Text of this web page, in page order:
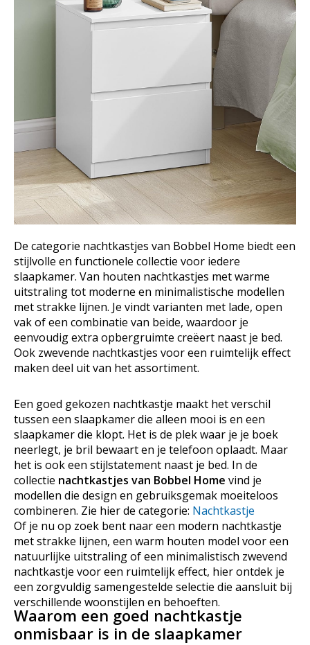
De categorie nachtkastjes van Bobbel Home biedt een
stijlvolle en functionele collectie voor iedere
slaapkamer. Van houten nachtkastjes met warme
uitstraling tot moderne en minimalistische modellen
met strakke lijnen. Je vindt varianten met lade, open
vak of een combinatie van beide, waardoor je
eenvoudig extra opbergruimte creëert naast je bed.
Ook zwevende nachtkastjes voor een ruimtelijk effect
maken deel uit van het assortiment.
Een goed gekozen nachtkastje maakt het verschil
tussen een slaapkamer die alleen mooi is en een
slaapkamer die klopt. Het is de plek waar je je boek
neerlegt, je bril bewaart en je telefoon oplaadt. Maar
het is ook een stijlstatement naast je bed. In de
collectie nachtkastjes van Bobbel Home vind je
modellen die design en gebruiksgemak moeiteloos
combineren. Zie hier de categorie: Nachtkastje
Of je nu op zoek bent naar een modern nachtkastje
met strakke lijnen, een warm houten model voor een
natuurlijke uitstraling of een minimalistisch zwevend
nachtkastje voor een ruimtelijk effect, hier ontdek je
een zorgvuldig samengestelde selectie die aansluit bij
verschillende woonstijlen en behoeften.
Waarom een goed nachtkastje
onmisbaar is in de slaapkamer